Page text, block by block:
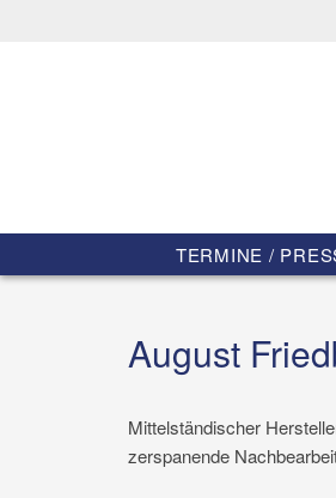
TERMINE /
August
Mittelständischer
zerspanende